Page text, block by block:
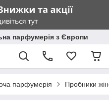
парфумерія з Європи
парфумерія Пробники